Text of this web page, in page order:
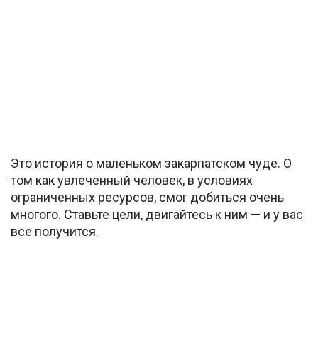
Это история о маленьком закарпатском чуде. О
том как увлеченный человек, в условиях
ограниченных ресурсов, смог добиться очень
многого. Ставьте цели, двигайтесь к ним — и у вас
все получится.